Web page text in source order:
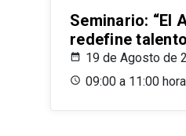
Seminario: “El
redefine
19 de Agosto de
09:00 a 11:00